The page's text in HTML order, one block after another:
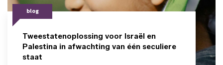
blog
Tweestatenoplossing voor Israël en
Palestina in afwachting van één seculiere
staat